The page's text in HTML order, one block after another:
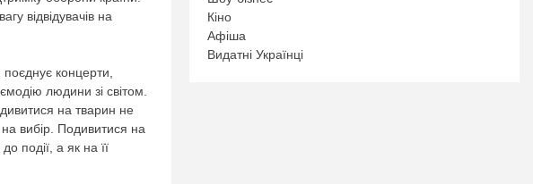
відвідувачів на
концерти,
людини зі світом.
на тварин не
вибір. Подивитися на
події, а як на її
Кіно
Афіша
Видатні Українці